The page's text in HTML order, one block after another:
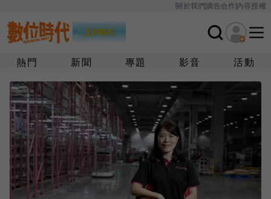
關於我們廣告合作內容授權
熱門 新聞 專題 影音 活動